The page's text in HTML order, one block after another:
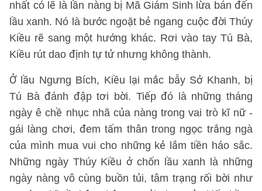
nhất có lẽ là lần nàng bị Mã Giám Sinh lừa bán đến
lầu xanh. Nó là bước ngoặt bẻ ngang cuộc đời Thúy
Kiều rẽ sang một hướng khác. Rơi vào tay Tú Bà,
Kiều rút dao định tự tử nhưng không thành.
Ở lầu Ngưng Bích, Kiều lại mắc bẫy Sở Khanh, bị
Tú Bà đánh đập tơi bời. Tiếp đó là những tháng
ngày ê chề nhục nhã của nàng trong vai trò kĩ nữ -
gái làng chơi, đem tấm thân trong ngọc trắng ngà
của mình mua vui cho những kẻ lắm tiền háo sắc.
Những ngày Thúy Kiều ở chốn lầu xanh là những
ngày nàng vô cùng buồn tủi, tâm trạng rối bời như